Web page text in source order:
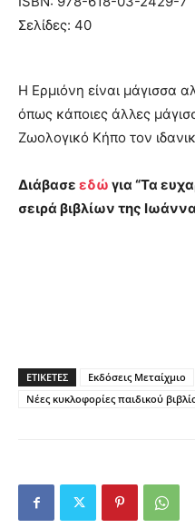
Σελίδες: 40
Η Ερμιόνη είναι μάγισσα
όπως κάποιες άλλες
Ζωολογικό Κήπο τον
Διάβασε εδώ για “Τα
σειρά βιβλίων της
ΕΤΙΚΕΤΕΣ
Εκδόσεις Μεταίχμιο
Νέες κυκλοφορίες παιδικού